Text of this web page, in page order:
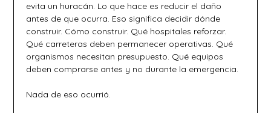
evita un huracán. Lo que hace es reducir el daño
antes de que ocurra. Eso significa decidir dónde
construir. Cómo construir. Qué hospitales reforzar.
Qué carreteras deben permanecer operativas. Qué
organismos necesitan presupuesto. Qué equipos
deben comprarse antes y no durante la emergencia.
Nada de eso ocurrió.